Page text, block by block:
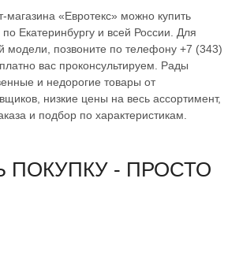
магазина «Евротекс» можно купить
Екатеринбургу и всей России. Для
модели, позвоните по телефону +7 (343)
вас проконсультируем. Рады
и недорогие товары от
низкие цены на весь ассортимент,
и подбор по характеристикам.
ПОКУПКУ - ПРОСТО